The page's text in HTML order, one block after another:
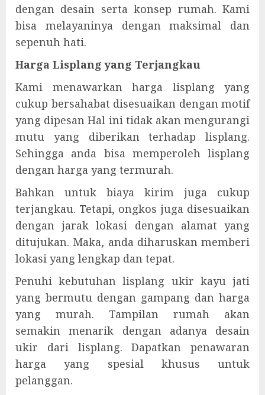
dengan desain serta konsep rumah. Kami
bisa melayaninya dengan maksimal dan
sepenuh hati.
Harga Lisplang yang Terjangkau
Kami menawarkan harga lisplang yang
cukup bersahabat disesuaikan dengan motif
yang dipesan Hal ini tidak akan mengurangi
mutu yang diberikan terhadap lisplang.
Sehingga anda bisa memperoleh lisplang
dengan harga yang termurah.
Bahkan untuk biaya kirim juga cukup
terjangkau. Tetapi, ongkos juga disesuaikan
dengan jarak lokasi dengan alamat yang
ditujukan. Maka, anda diharuskan memberi
lokasi yang lengkap dan tepat.
Penuhi kebutuhan lisplang ukir kayu jati
yang bermutu dengan gampang dan harga
yang murah. Tampilan rumah akan
semakin menarik dengan adanya desain
ukir dari lisplang. Dapatkan penawaran
harga yang spesial khusus untuk
pelanggan.